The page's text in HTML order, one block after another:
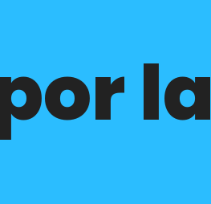
la